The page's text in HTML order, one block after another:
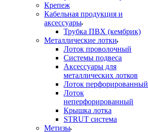
Крепеж
Кабельная продукция и
аксессуары
Трубка ПВХ (кембрик)
Металлические лотки
Лоток проволочный
Системы подвеса
Аксессуары для
металлических лотков
Лоток перфорированный
Лоток
неперфорированный
Крышка лотка
STRUT система
Метизы